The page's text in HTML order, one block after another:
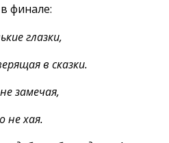
финале:
глазки,
в сказки.
замечая,
не хая.